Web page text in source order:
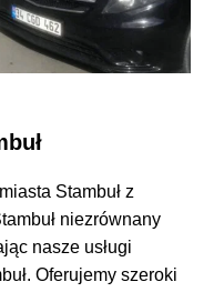
Stambuł z
niezrównany
nasze usługi
Oferujemy szeroki